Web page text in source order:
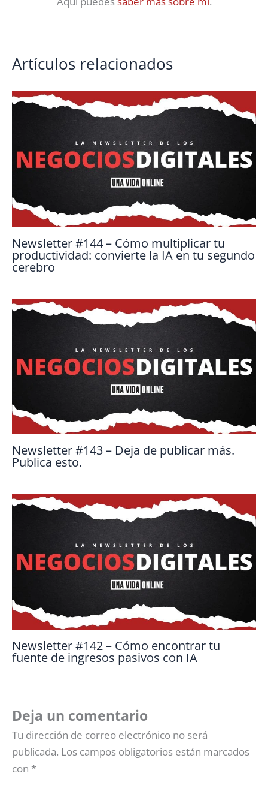
Artículos relacionados
Newsletter #144 – Cómo multiplicar tu
productividad: convierte la IA en tu segundo
cerebro
Newsletter #143 – Deja de publicar más.
Publica esto.
Newsletter #142 – Cómo encontrar tu
fuente de ingresos pasivos con IA
Deja un comentario
Tu dirección de correo electrónico no será
publicada. Los campos obligatorios están marcados
con *